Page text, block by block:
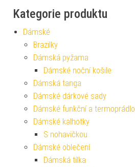
Kategorie produktu
Dámské
Brazilky
Dámská pyžama
Dámské noční košile
Dámská tanga
Dámské dárkové sady
Dámské funkční a termoprádlo
Dámské kalhotky
S nohavičkou
Dámské oblečení
Dámská tílka